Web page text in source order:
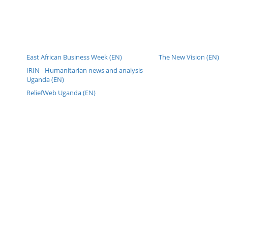
East African Business Week (EN)
IRIN - Humanitarian news and analysis
Uganda (EN)
ReliefWeb Uganda (EN)
The New Vision (EN)